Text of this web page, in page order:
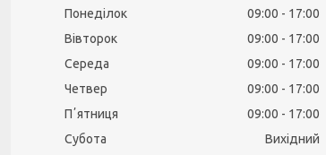
Понеділок 09:00
17:00
Вівторок
09:00
17:00
Середа
09:00
17:00
Четвер
09:00
17:00
Пʼятниця
09:00
17:00
Субота
Вихідний